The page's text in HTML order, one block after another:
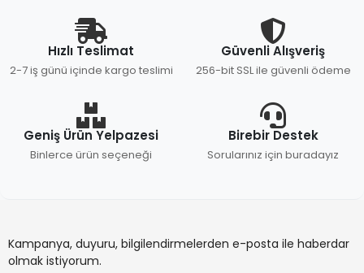
Hızlı Teslimat
2-7 iş günü içinde kargo teslimi
Güvenli Alışveriş
256-bit SSL ile güvenli ödeme
Geniş Ürün Yelpazesi
Binlerce ürün seçeneği
Birebir Destek
Sorularınız için buradayız
Kampanya, duyuru, bilgilendirmelerden e-posta ile haberdar
olmak istiyorum.